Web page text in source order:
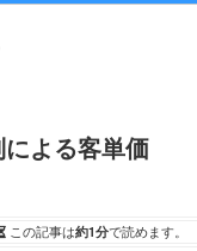
よる客単価
この記事は約1分で読めます。